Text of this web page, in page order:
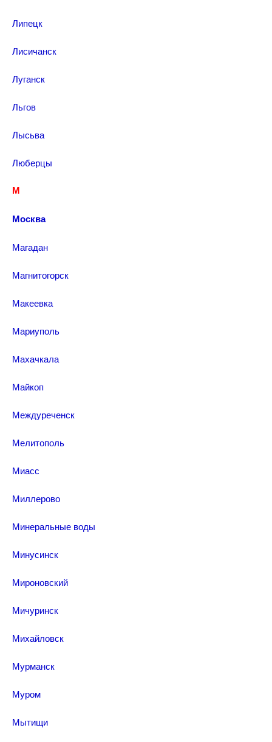
Липецк
Лисичанск
Луганск
Льгов
Лысьва
Люберцы
М
Москва
Магадан
Магнитогорск
Макеевка
Мариуполь
Махачкала
Майкоп
Междуреченск
Мелитополь
Миасс
Миллерово
Минеральные воды
Минусинск
Мироновский
Мичуринск
Михайловск
Мурманск
Муром
Мытищи